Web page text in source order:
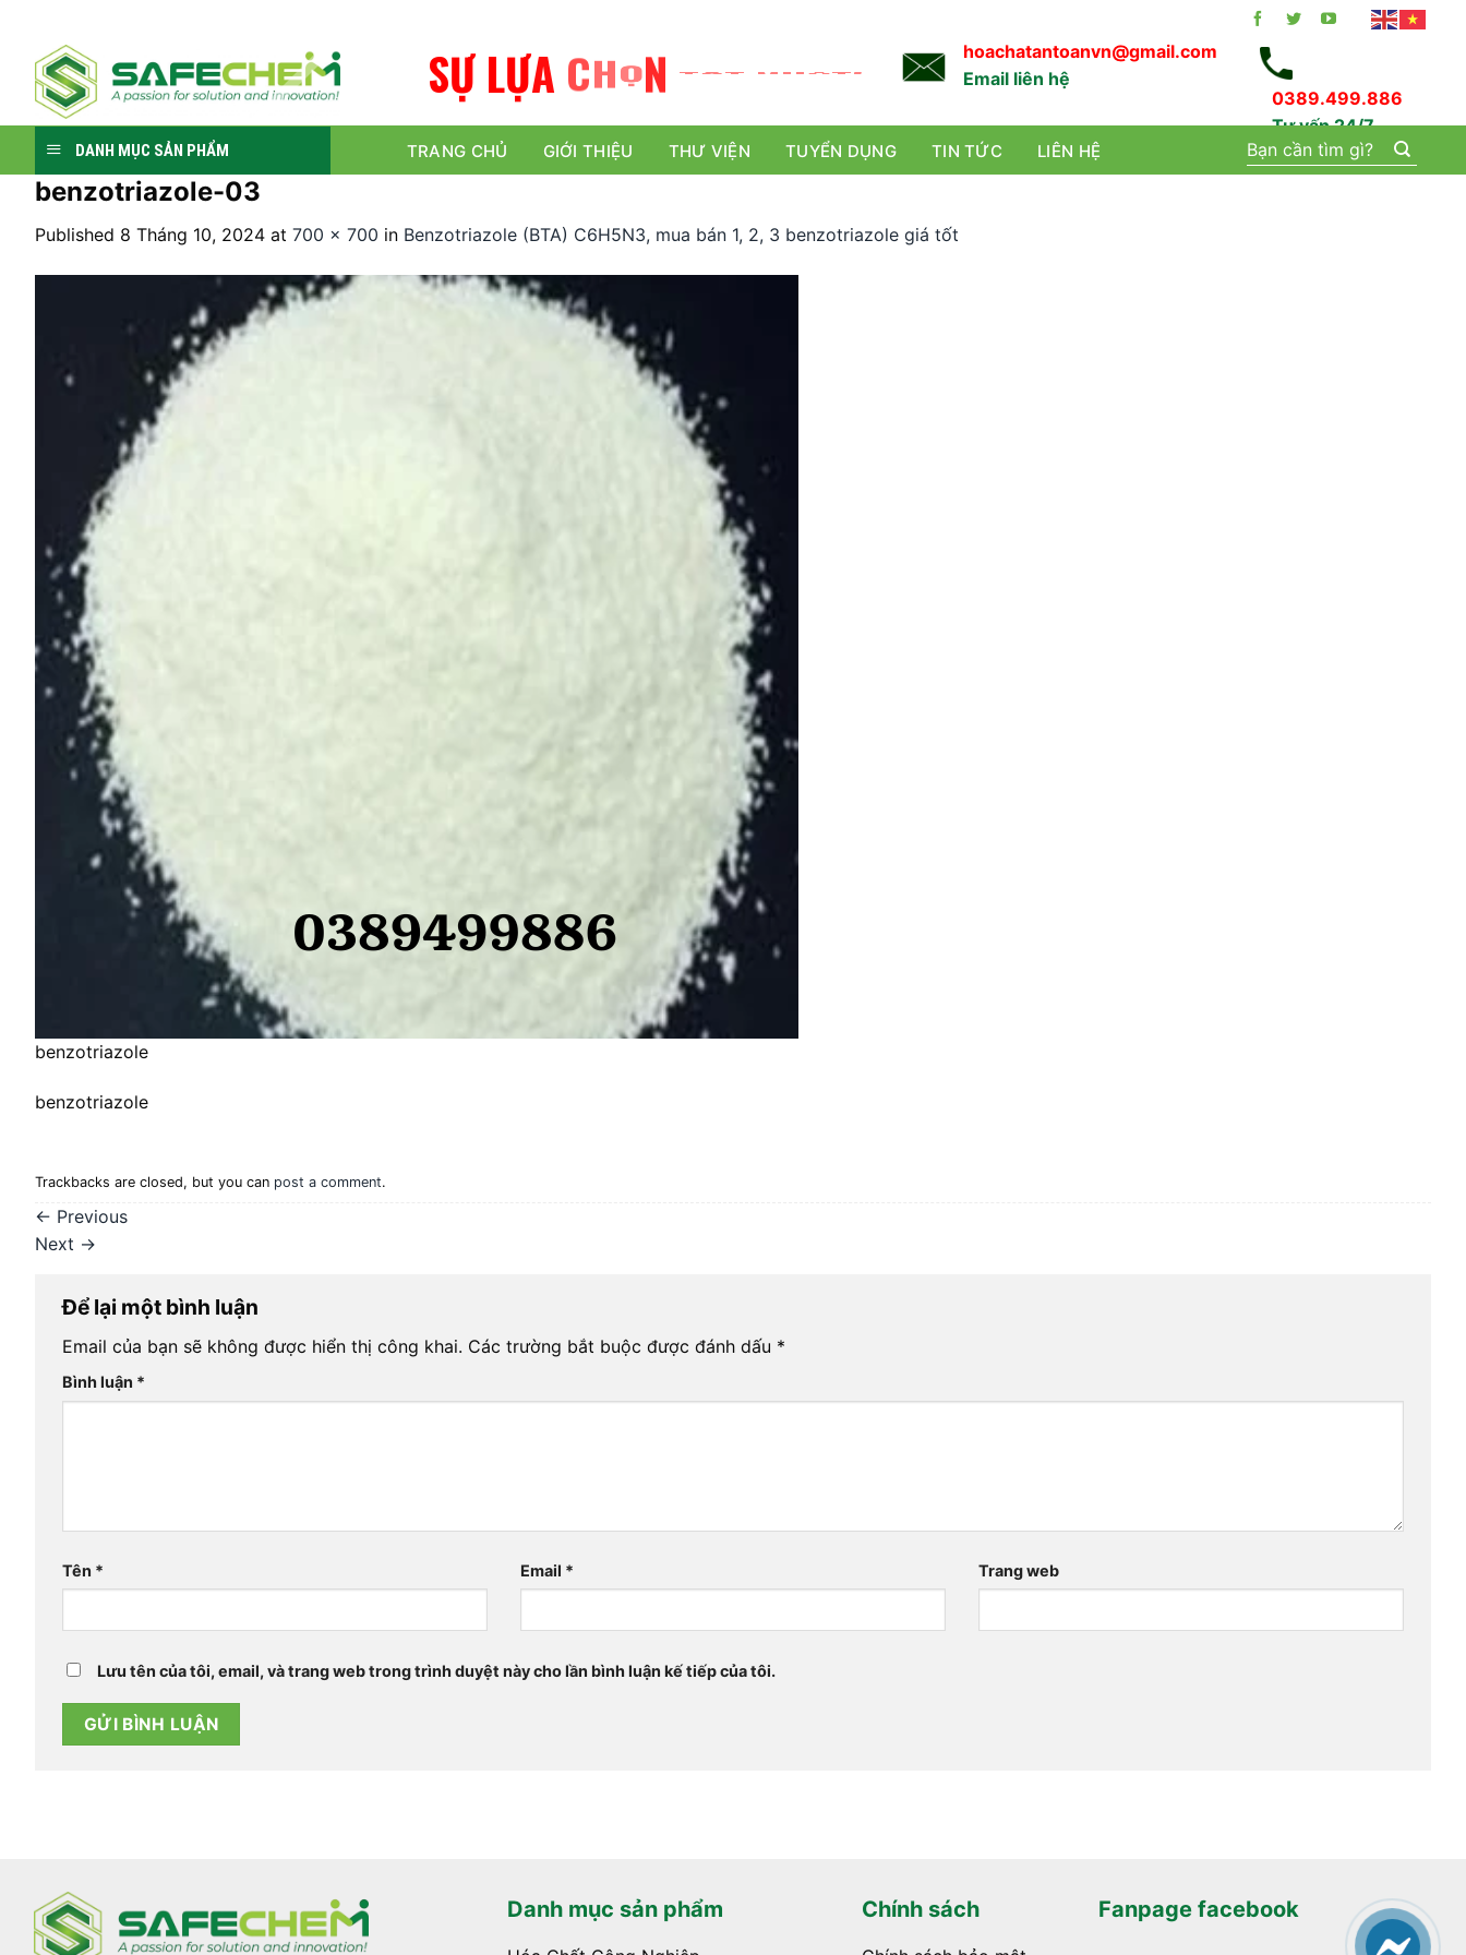
content
SỰ LỰA CHỌN TỐT NHẤT!
hoachatantoanvn@gmail.com
Email liên hệ
0389.499.886
Tư vấn 24/7
DANH MỤC SẢN PHẨM TRANG CHỦ GIỚI THIỆU THƯ VIỆN TUYỂN DỤNG TIN TỨC LIÊN HỆ
Tìm
kiếm:
benzotriazole-03
Published 8 Tháng 10, 2024 at 700 × 700 in Benzotriazole (BTA) C6H5N3, mua bán 1, 2, 3 benzotriazole giá tốt
benzotriazole
benzotriazole
Trackbacks are closed, but you can post a comment.
← Previous
Next →
Để lại một bình luận
Email của bạn sẽ không được hiển thị công khai. Các trường bắt buộc được đánh dấu *
Bình luận *
Tên * Email * Trang web
Lưu tên của tôi, email, và trang web trong trình duyệt này cho lần bình luận kế tiếp của tôi.
Danh mục sản phẩm Chính sách Fanpage facebook